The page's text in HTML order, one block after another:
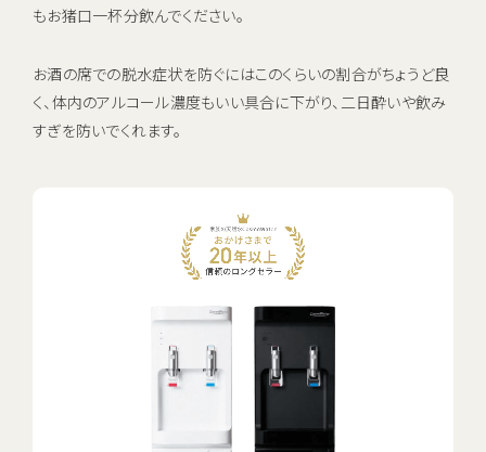
もお猪口一杯分飲んでください。
お酒の席での脱水症状を防ぐにはこのくらいの割合がちょうど良
く、体内のアルコール濃度もいい具合に下がり、二日酔いや飲み
すぎを防いでくれます。